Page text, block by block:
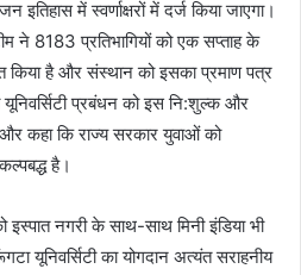
में स्वर्णाक्षरों में दर्ज किया जाएगा।
ने 8183 प्रतिभागियों को एक सप्ताह के
किया है और संस्थान को इसका प्रमाण पत्र
यूनिवर्सिटी प्रबंधन को इस नि:शुल्क और
कहा कि राज्य सरकार युवाओं को
है।
नगरी के साथ-साथ मिनी इंडिया भी
यूनिवर्सिटी का योगदान अत्यंत सराहनीय